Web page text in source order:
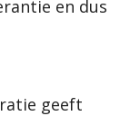
en dus
geeft